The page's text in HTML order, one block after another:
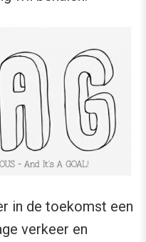
in de toekomst een
verkeer en